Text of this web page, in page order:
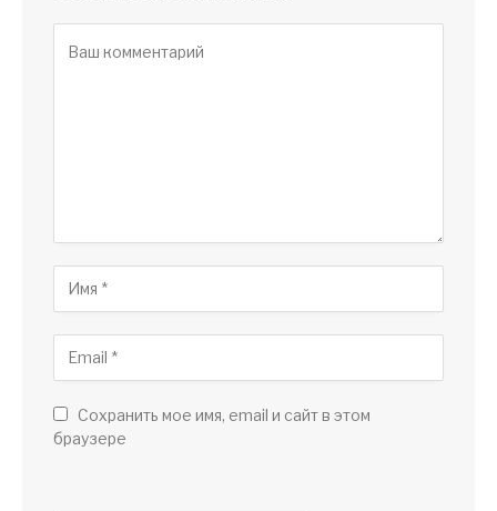
Сохранить мое имя, email и сайт в этом
браузере